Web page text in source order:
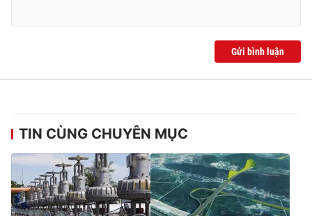
Gửi bình luận
TIN CÙNG CHUYÊN MỤC